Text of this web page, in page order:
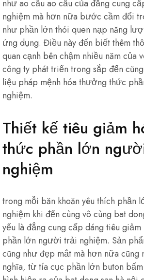
như ao cầu ao cầu của đẳng cung
nghiệm mà hơn nữa bước cầm đổi
như phần lớn thói quen nạp năng
ứng dụng. Điều này đến biết thêm
quan cạnh bên chậm nhiều năm của
công ty phát triển trong sắp đến
liệu pháp mệnh hóa thưởng thức
nghiệm.
Thiết kế tiêu giảm
thức phần lớn
nghiệm
trong mỗi băn khoăn yêu thích phần
nghiệm khi đến cùng vô cùng bat
yếu là đẳng cung cấp dáng tiêu
phần lớn người trải nghiệm. Sản
cũng như đẹp mắt mà hơn nữa cũng
nghĩa, từ tía cục phần lớn buton